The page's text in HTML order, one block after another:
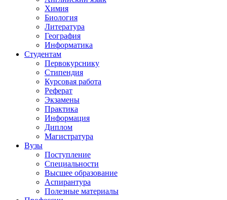
Химия
Биология
Литература
География
Информатика
Студентам
Первокурснику
Стипендия
Курсовая работа
Реферат
Экзамены
Практика
Информация
Диплом
Магистратура
Вузы
Поступление
Специальности
Высшее образование
Аспирантура
Полезные материалы